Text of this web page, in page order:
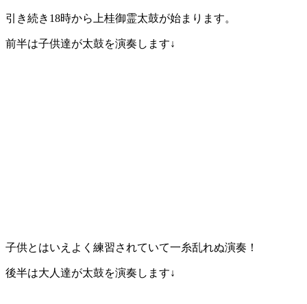
引き続き18時から上桂御霊太鼓が始まります。
前半は子供達が太鼓を演奏します↓
子供とはいえよく練習されていて一糸乱れぬ演奏！
後半は大人達が太鼓を演奏します↓